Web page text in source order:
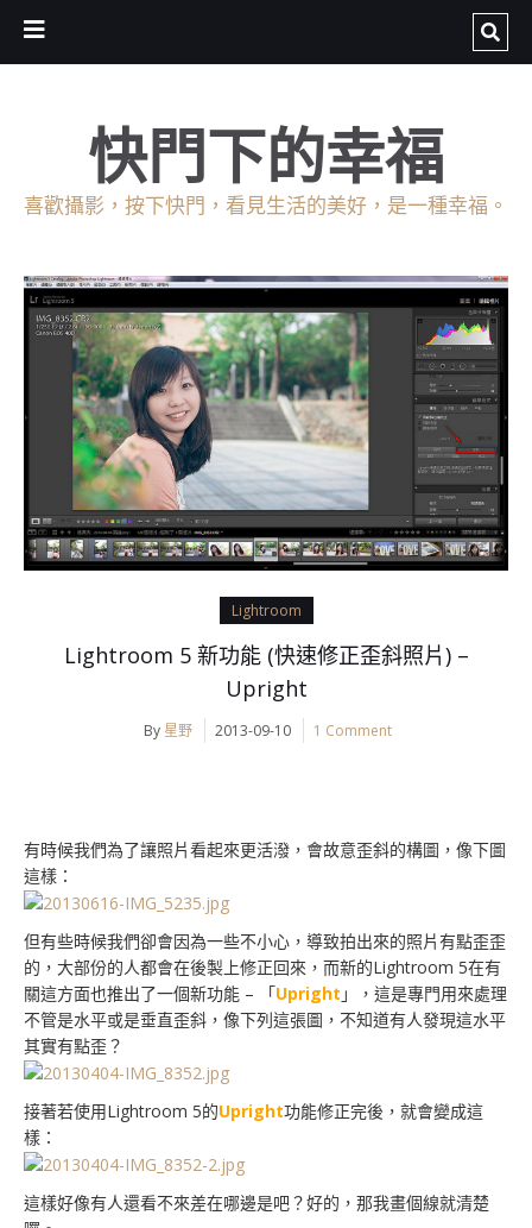
快門下的幸福
喜歡攝影，按下快門，看見生活的美好，是一種幸福。
Lightroom
Lightroom 5 新功能 (快速修正歪斜照片) –
Upright
By 星野 2013-09-10 1 Comment
有時候我們為了讓照片看起來更活潑，會故意歪斜的構圖，像下圖
這樣：
但有些時候我們卻會因為一些不小心，導致拍出來的照片有點歪歪
的，大部份的人都會在後製上修正回來，而新的Lightroom 5在有
關這方面也推出了一個新功能 – 「Upright 」，這是專門用來處理
不管是水平或是垂直歪斜，像下列這張圖，不知道有人發現這水平
其實有點歪？
接著若使用Lightroom 5的Upright功能修正完後，就會變成這
樣：
這樣好像有人還看不來差在哪邊是吧？好的，那我畫個線就清楚